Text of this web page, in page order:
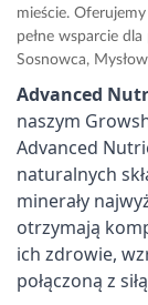
mieście.
pełne wsparcie
Sosnowca,
Advanced
naszym
Advanced
naturalnych
minerały
otrzymają
ich zdrowie,
połączoną z